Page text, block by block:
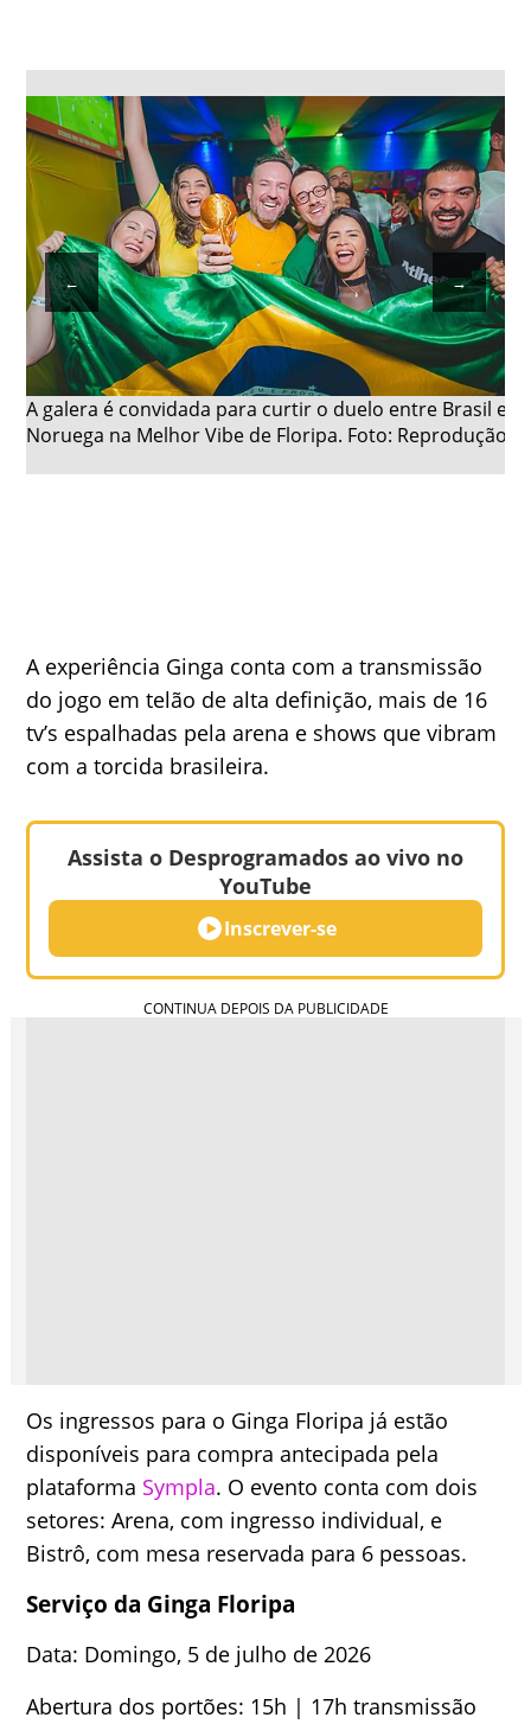
A galera é convidada para curtir o duelo entre Brasil e
Noruega na Melhor Vibe de Floripa. Foto: Reprodução
← →
A experiência Ginga conta com a transmissão
do jogo em telão de alta definição, mais de 16
tv’s espalhadas pela arena e shows que vibram
com a torcida brasileira.
Assista o Desprogramados ao vivo no
YouTube
Inscrever-se
Os ingressos para o Ginga Floripa já estão
disponíveis para compra antecipada pela
plataforma Sympla. O evento conta com dois
setores: Arena, com ingresso individual, e
Bistrô, com mesa reservada para 6 pessoas.
Serviço da Ginga Floripa
Data: Domingo, 5 de julho de 2026
Abertura dos portões: 15h | 17h transmissão